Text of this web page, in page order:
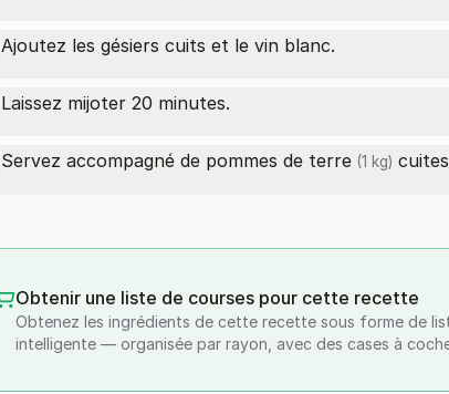
Ajoutez les gésiers cuits et le vin blanc.
Laissez mijoter 20 minutes.
Servez accompagné de pommes de terre (1 kg)
Obtenir une liste de courses pour cette recette
Obtenez les ingrédients de cette recette sous forme de
intelligente — organisée par rayon, avec des cases à